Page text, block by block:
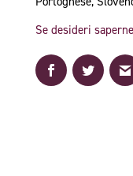
Se desideri